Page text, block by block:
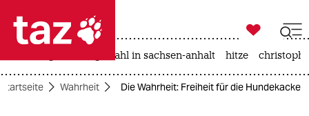
 taz zahl ich
taz zahl ich

taz zahl ich
landtagswahl in sachsen-anhalt hitze
Startseite Wahrheit Die Wahrheit: Freiheit für die Hundekacke